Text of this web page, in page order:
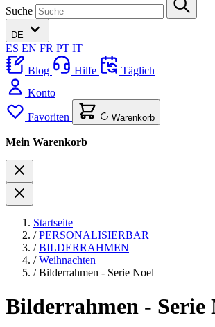
Suche
DE
ES EN FR PT IT
Blog
Hilfe
Täglich
Konto
Favoriten Warenkorb
Mein Warenkorb
Startseite
/ PERSONALISIERBAR
/ BILDERRAHMEN
/ Weihnachten
/ Bilderrahmen - Serie Noel
Bilderrahmen - Serie